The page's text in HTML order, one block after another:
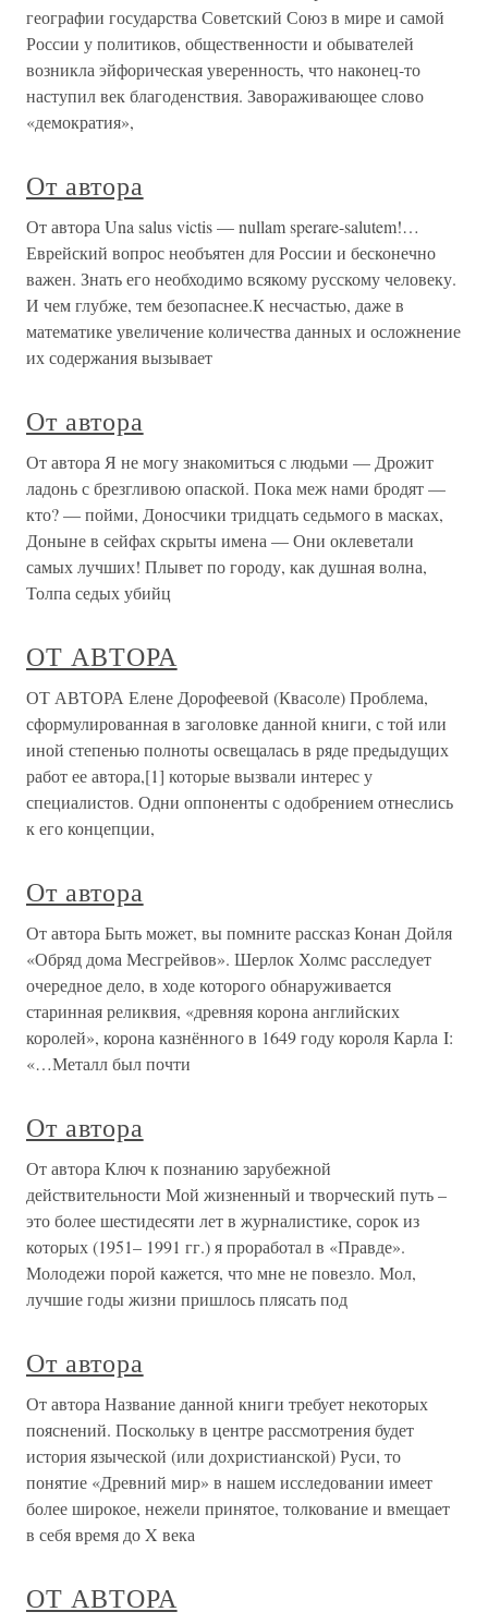
географии государст­ва Советский Союз в мире и самой
России у политиков, общест­венности и обывателей
возникла эйфорическая уверенность, что наконец-то
наступил век благоденствия. Завораживающее слово
«демократия»,
От автора
От автора Una salus victis — nullam sperare-salutem!…
Еврейский вопрос необъятен для России и бесконечно
важен. Знать его необходимо всякому русскому человеку.
И чем глубже, тем безопаснее.К несчастью, даже в
математике увеличение количества данных и осложнение
их содержания вызывает
От автора
От автора Я не могу знакомиться с людьми — Дрожит
ладонь с брезгливою опаской. Пока меж нами бродят —
кто? — пойми, Доносчики тридцать седьмого в масках,
Доныне в сейфах скрыты имена — Они оклеветали
самых лучших! Плывет по городу, как душная волна,
Толпа седых убийц
ОТ АВТОРА
ОТ АВТОРА Елене Дорофеевой (Квасоле) Проблема,
сформулированная в заголовке данной книги, с той или
иной степенью полноты освещалась в ряде предыдущих
работ ее автора,[1] которые вызвали интерес у
специалистов. Одни оппоненты с одобрением отнеслись
к его концепции,
От автора
От автора Быть может, вы помните рассказ Конан Дойля
«Обряд дома Месгрейвов». Шерлок Холмс расследует
очередное дело, в ходе которого обнаруживается
старинная реликвия, «древняя корона английских
королей», корона казнённого в 1649 году короля Карла I:
«…Металл был почти
От автора
От автора Ключ к познанию зарубежной
действительности Мой жизненный и творческий путь –
это более шестидесяти лет в журналистике, сорок из
которых (1951– 1991 гг.) я проработал в «Правде».
Молодежи порой кажется, что мне не повезло. Мол,
лучшие годы жизни пришлось плясать под
От автора
От автора Название данной книги требует некоторых
пояснений. Поскольку в центре рассмотрения будет
история языческой (или дохристианской) Руси, то
понятие «Древний мир» в нашем исследовании имеет
более широкое, нежели принятое, толкование и вмещает
в себя время до X века
ОТ АВТОРА